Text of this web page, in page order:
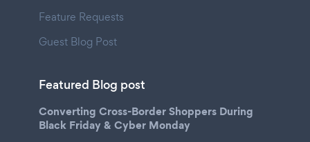
Feature Requests
Guest Blog Post
Featured Blog post
Converting Cross-Border Shoppers During
Black Friday & Cyber Monday